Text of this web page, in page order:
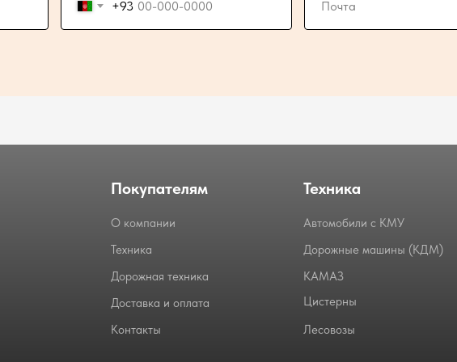
+93
Покупателям
О компании
Техника
Дорожная техника
Доставка и оплата
Контакты
Техника
Автомобили с КМУ
Дорожные машины (КДМ)
КАМАЗ
Лесовозы
Цистерны